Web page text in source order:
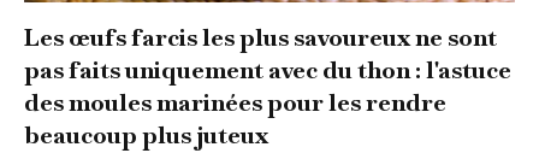
Les œufs farcis les plus savoureux ne sont
pas faits uniquement avec du thon : l'astuce
des moules marinées pour les rendre
beaucoup plus juteux